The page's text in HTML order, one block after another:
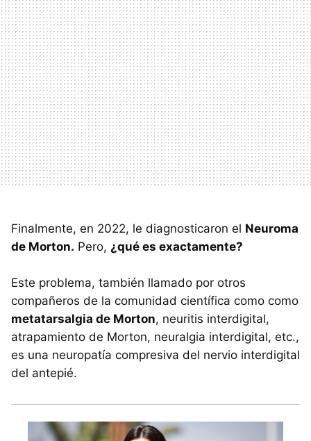
Finalmente, en 2022, le diagnosticaron el Neuroma
de Morton. Pero, ¿qué es exactamente?
Este problema, también llamado por otros
compañeros de la comunidad científica como como
metatarsalgia de Morton, neuritis interdigital,
atrapamiento de Morton, neuralgia interdigital, etc.,
es una neuropatía compresiva del nervio interdigital
del antepié.